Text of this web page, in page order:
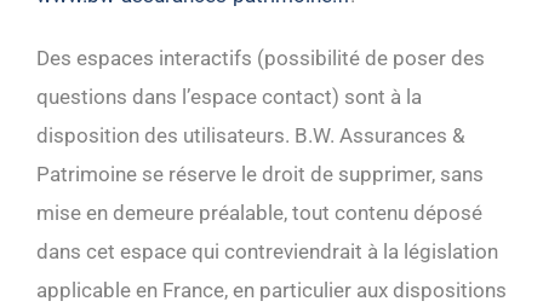
Des espaces interactifs (possibilité de poser des
questions dans l’espace contact) sont à la
disposition des utilisateurs. B.W. Assurances &
Patrimoine se réserve le droit de supprimer, sans
mise en demeure préalable, tout contenu déposé
dans cet espace qui contreviendrait à la législation
applicable en France, en particulier aux dispositions